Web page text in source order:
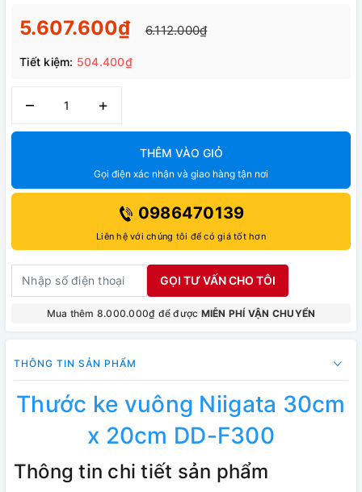
5.607.600₫ 6.112.000₫
Tiết kiệm: 504.400₫
– +
THÊM VÀO GIỎ
Gọi điện xác nhận và giao hàng tận nơi
0986470139
Liên hệ với chúng tôi để có giá tốt hơn
GỌI TƯ VẤN CHO TÔI
Mua thêm 8.000.000₫ để được MIỄN PHÍ VẬN CHUYỂN
THÔNG TIN SẢN PHẨM
Thước ke vuông Niigata 30cm
x 20cm DD-F300
Thông tin chi tiết sản phẩm